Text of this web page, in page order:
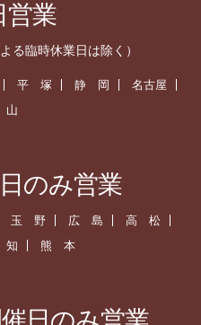
営業
る臨時休業日は除く）
平 塚 静 岡
名古屋
のみ営業
玉 野 広 島
高 松
熊 本